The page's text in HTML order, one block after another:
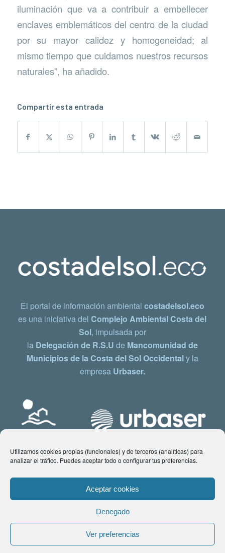
Utilizamos cookies propias (funcionales) y de terceros (analíticas) para
analizar el tráfico. Puedes aceptar todo o configurar tus preferencias.
Aceptar cookies
Denegado
Ver preferencias
iluminación que va a contribuir a embellecer
enclaves emblemáticos del centro de la ciudad
por su mayor calidez y homogeneidad; al
mismo tiempo que cuidamos nuestros recursos
naturales”, ha añadido.
Compartir esta entrada
El portal de información ambiental costadelsol.eco
es una iniciativa delComplejo Ambiental Costa del
Sol, impulsada por
la Delegación de R.S.U de Mancomunidad de
Municipios de la Costa del Sol Occidentaly la
empresa Urbaser.
© Copyright 2021 www.costadelsol.eco. Todos los derechos reservados |
Aviso legal|Política de privacidad|Política de Cookies| Contacto: